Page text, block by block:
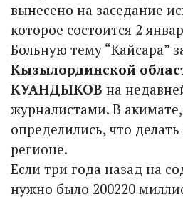
вынесено на заседание
которое состоится 2
Больную тему “Кайсара”
Кызылординской
КУАНДЫКОВ на
журналис­тами. В
определились, что
регионе.
­Если три года назад на
нужно было 200­220